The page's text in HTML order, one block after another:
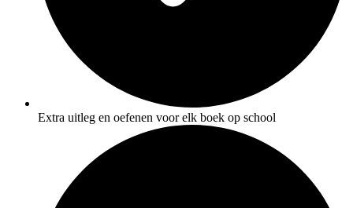
Extra uitleg en oefenen voor elk boek op school